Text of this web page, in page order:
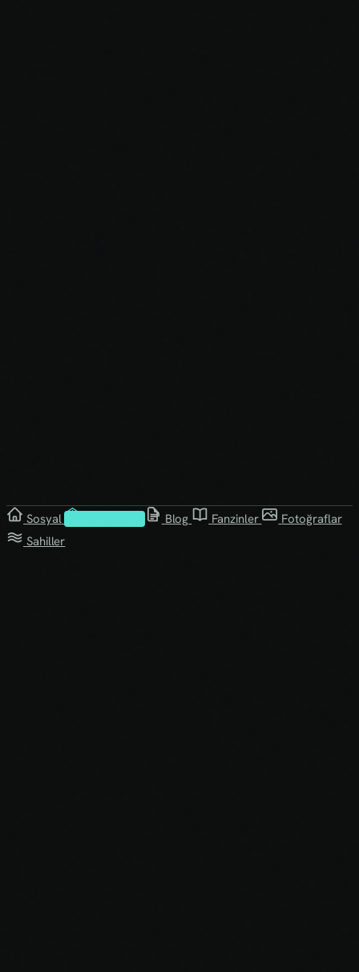
Sosyal Blog Fanzinler
Fotoğraflar
Sahiller